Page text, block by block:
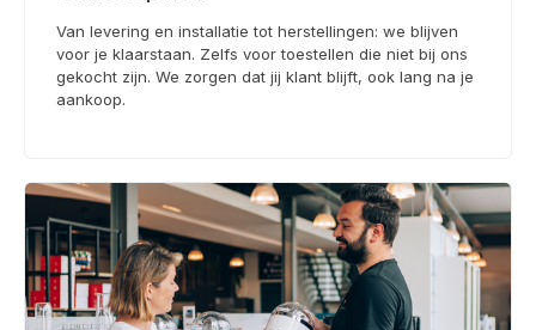
Van levering en installatie tot herstellingen: we blijven
voor je klaarstaan. Zelfs voor toestellen die niet bij ons
gekocht zijn. We zorgen dat jij klant blijft, ook lang na je
aankoop.